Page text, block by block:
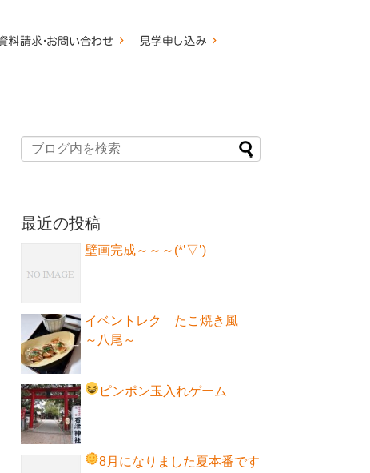
最近の投稿
壁画完成～～～(*’▽’)
イベントレク たこ焼き風
～八尾～
ピンポン玉入れゲーム
8月になりました夏本番です